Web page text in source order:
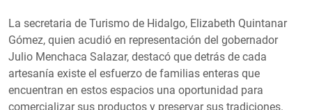
La secretaria de Turismo de Hidalgo, Elizabeth Quintanar
Gómez, quien acudió en representación del gobernador
Julio Menchaca Salazar, destacó que detrás de cada
artesanía existe el esfuerzo de familias enteras que
encuentran en estos espacios una oportunidad para
comercializar sus productos y preservar sus tradiciones.